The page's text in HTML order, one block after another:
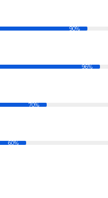
90%
96%
70%
60%